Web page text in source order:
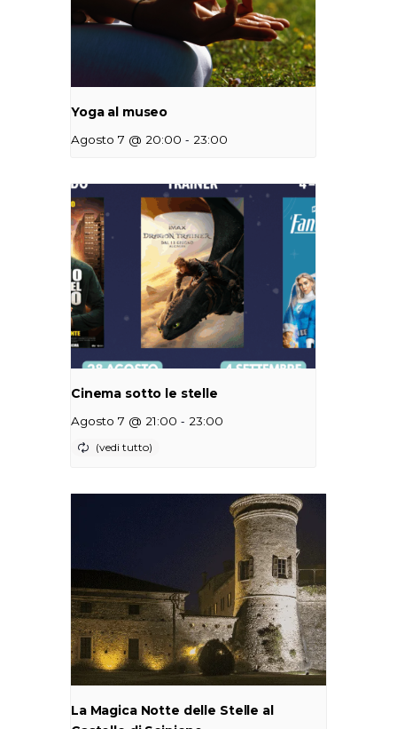
Yoga al museo
Agosto 7 @ 20:00 - 23:00
Cinema sotto le stelle
Agosto 7 @ 21:00 - 23:00
La Magica Notte delle Stelle al